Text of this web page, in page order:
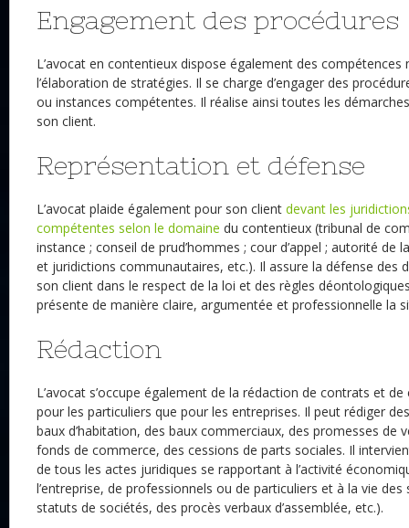
Engagement des procédures
L’avocat en contentieux dispose également des compétences
l’élaboration de stratégies. Il se charge d’engager des
ou instances compétentes. Il réalise ainsi toutes les
son client.
Représentation et défense
L’avocat plaide également pour son client devant les
compétentes selon le domaine du contentieux (tribunal de
instance ; conseil de prud’hommes ; cour d’appel ; autorité de
et juridictions communautaires, etc.). Il assure la défense des
son client dans le respect de la loi et des règles
présente de manière claire, argumentée et professionnelle la
Rédaction
L’avocat s’occupe également de la rédaction de contrats et
pour les particuliers que pour les entreprises. Il peut rédiger
baux d’habitation, des baux commerciaux, des promesses de
fonds de commerce, des cessions de parts sociales. Il
de tous les actes juridiques se rapportant à l’activité
l’entreprise, de professionnels ou de particuliers et à la vie
statuts de sociétés, des procès verbaux d’assemblée, etc.).